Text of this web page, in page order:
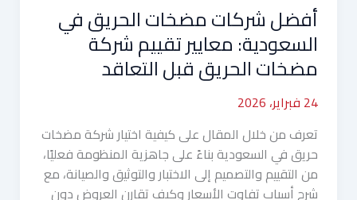
أفضل شركات مضخات الحريق في
السعودية: معايير تقييم شركة
مضخات الحريق قبل التعاقد
24 فبراير، 2026
تعرف من خلال المقال على كيفية اختيار شركة مضخات
حريق في السعودية بناءً على جاهزية المنظومة فعليًا،
من التقييم والتصميم إلى الاختبار والتوثيق والصيانة، مع
شرح أسباب تفاوت الأسعار وكيف تقارن العروض دون
الحريق
قبل
التعاقد